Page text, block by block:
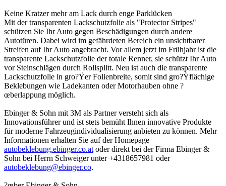
Keine Kratzer mehr am Lack durch enge Parklücken
Mit der transparenten Lackschutzfolie als "Protector Stripes"
schützen Sie Ihr Auto gegen Beschädigungen durch andere
Autotüren. Dabei wird im gefährdeten Bereich ein unsichtbarer
Streifen auf Ihr Auto angebracht. Vor allem jetzt im Frühjahr ist die
transparente Lackschutzfolie der totale Renner, sie schützt Ihr Auto
vor Steinschlägen durch Rollsplitt. Neu ist auch die transparente
Lackschutzfolie in gro?Ÿer Folienbreite, somit sind gro?Ÿflächige
Beklebungen wie Ladekanten oder Motorhauben ohne ?
œberlappung möglich.
Ebinger & Sohn mit 3M als Partner versteht sich als
Innovationsführer und ist stets bemüht Ihnen innovative Produkte
für moderne Fahrzeugindividualisierung anbieten zu können. Mehr
Informationen erhalten Sie auf der Homepage
autobeklebung.ebinger.co.at oder direkt bei der Firma Ebinger &
Sohn bei Herrn Schweiger unter +4318657981 oder
autobeklebung@ebinger.co.